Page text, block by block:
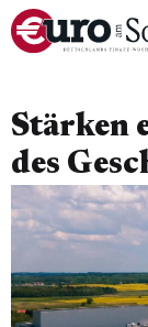
Stärken
des